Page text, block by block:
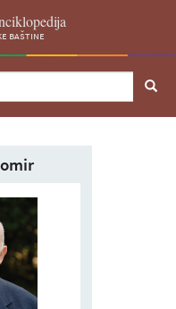
baštine